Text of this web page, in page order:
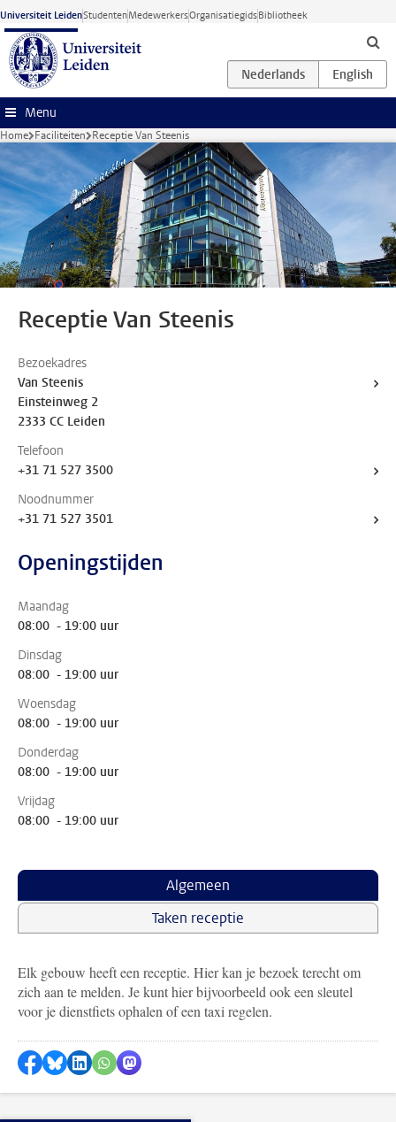
Ga naar hoofdinhoud
Universiteit LeidenStudentenMedewerkersOrganisatiegidsBibliotheek
Menu
Home Faciliteiten Receptie Van Steenis
Receptie Van Steenis
Bezoekadres
Van Steenis
Einsteinweg 2
2333 CC Leiden
Telefoon
+31 71 527 3500
Noodnummer
+31 71 527 3501
Openingstijden
Maandag
08:00 - 19:00 uur
Dinsdag
08:00 - 19:00 uur
Woensdag
08:00 - 19:00 uur
Donderdag
08:00 - 19:00 uur
Vrijdag
08:00 - 19:00 uur
Algemeen
Taken receptie
Elk gebouw heeft een receptie. Hier kan je bezoek terecht om
zich aan te melden. Je kunt hier bijvoorbeeld ook een sleutel
voor je dienstfiets ophalen of een taxi regelen.
Delen op Facebook
Delen via Bluesky
Delen op LinkedIn
Delen via WhatsApp
Delen via Mastodon